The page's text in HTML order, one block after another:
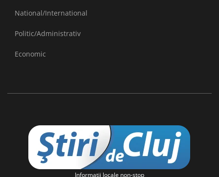
National/International
Politic/Administrativ
Economic
Informaţii locale non-stop